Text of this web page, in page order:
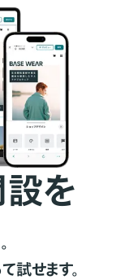
を
試せます。